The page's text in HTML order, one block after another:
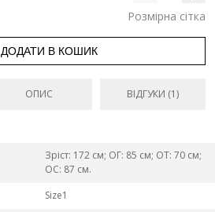
Розмірна сітка
ДОДАТИ В КОШИК
ОПИС ВІДГУКИ (1)
Зріст: 172 см; ОГ: 85 см; ОТ: 70 см;
ОС: 87 см.
Size1